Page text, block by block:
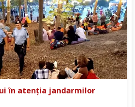
în atenția jandarmilor